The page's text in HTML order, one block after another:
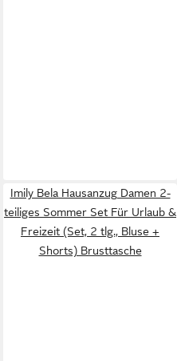
Imily Bela Hausanzug Damen 2-
teiliges Sommer Set Für Urlaub &
Freizeit (Set, 2 tlg., Bluse +
Shorts) Brusttasche